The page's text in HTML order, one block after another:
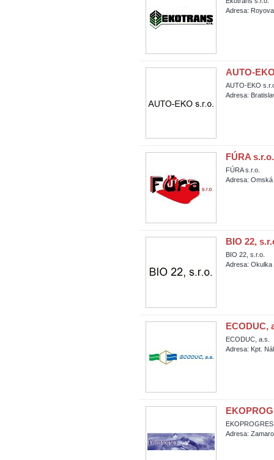
Adresa:
AUTO-
AUTO-EKO
Adresa:
FÚRA s.r.o.
FÚRA s.r.o.
Adresa:
BIO 22,
BIO 22, s.r.o.
Adresa: Okulka
ECODUC,
ECODUC, a.s.
Adresa: Kpt.
Adresa: